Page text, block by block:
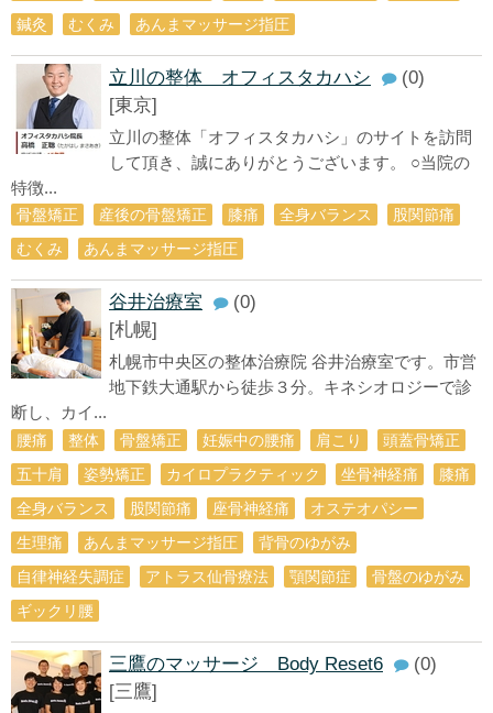
鍼灸
むくみ あんまマッサージ指圧
立川の整体 オフィスタカハシ
(0)
[東京]
立川の整体「オフィスタカハシ」のサイトを訪問
して頂き、誠にありがとうございます。 ○当院の
特徴...
骨盤矯正 産後の骨盤矯正 膝痛 全身バランス
股関節痛
むくみ
あんまマッサージ指圧
谷井治療室
(0)
[札幌]
札幌市中央区の整体治療院 谷井治療室です。市営
地下鉄大通駅から徒歩３分。キネシオロジーで診
断し、カイ...
腰痛 整体 骨盤矯正 妊娠中の腰痛 肩こり
頭蓋骨矯正
五十肩
姿勢矯正 カイロプラクティック 坐骨神経痛
膝痛
全身バランス
股関節痛 座骨神経痛
オステオパシー
生理痛
あんまマッサージ指圧
背骨のゆがみ
自律神経失調症
アトラス仙骨療法 顎関節症
骨盤のゆがみ
ギックリ腰
三鷹のマッサージ Body Reset6
(0)
[三鷹]